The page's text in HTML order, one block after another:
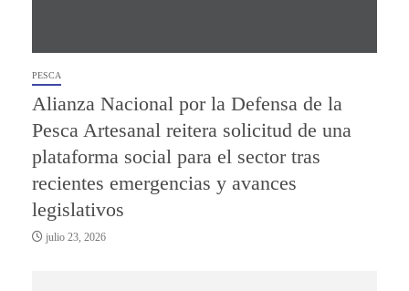
PESCA
Alianza Nacional por la Defensa de la
Pesca Artesanal reitera solicitud de una
plataforma social para el sector tras
recientes emergencias y avances
legislativos
julio 23, 2026